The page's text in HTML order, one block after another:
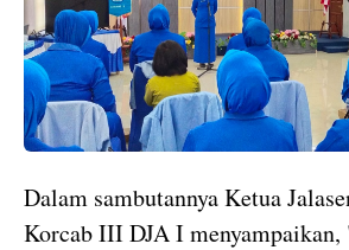
Dalam sambutannya Ketua
Korcab III DJA I menyampaikan,